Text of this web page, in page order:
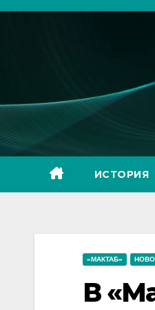
Перейти
ИСТОРИЯ
«МАКТАБ»
В